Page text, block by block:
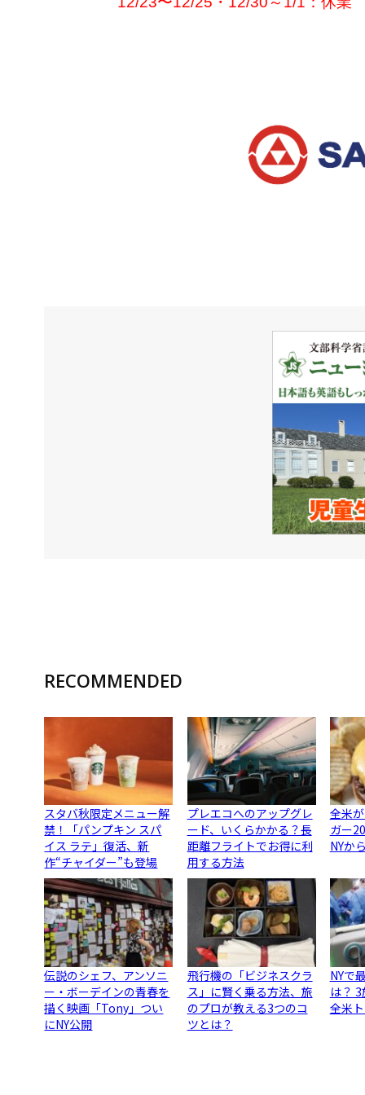
RECOMMENDED
スタバ秋限定メニュー解
禁！「パンプキン スパ
イス ラテ」復活、新
作“チャイダー”も登場
プレエコへのアップグレ
ード、いくらかかる？長
距離フライトでお得に利
用する方法
全米
ガー
NYか
伝説のシェフ、アンソニ
ー・ボーデインの青春を
描く映画「Tony」つい
にNY公開
飛行機の「ビジネスクラ
ス」に賢く乗る方法、旅
のプロが教える3つのコ
ツとは？
NYで
は？
全米